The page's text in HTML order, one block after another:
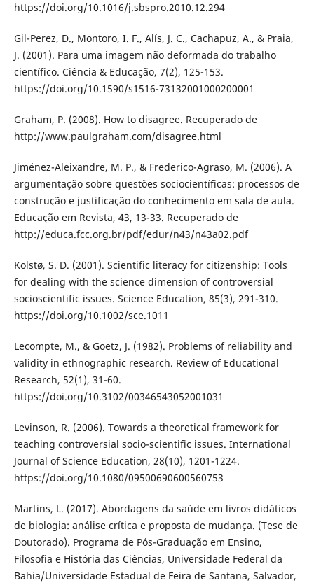
https://doi.org/10.1016/j.sbspro.2010.12.294
Gil-Perez, D., Montoro, I. F., Alís, J. C., Cachapuz, A., & Praia,
J. (2001). Para uma imagem não deformada do trabalho
científico. Ciência & Educação, 7(2), 125-153.
https://doi.org/10.1590/s1516-73132001000200001
Graham, P. (2008). How to disagree. Recuperado de
http://www.paulgraham.com/disagree.html
Jiménez-Aleixandre, M. P., & Frederico-Agraso, M. (2006). A
argumentação sobre questões sociocientíficas: processos de
construção e justificação do conhecimento em sala de aula.
Educação em Revista, 43, 13-33. Recuperado de
http://educa.fcc.org.br/pdf/edur/n43/n43a02.pdf
Kolstø, S. D. (2001). Scientific literacy for citizenship: Tools
for dealing with the science dimension of controversial
socioscientific issues. Science Education, 85(3), 291-310.
https://doi.org/10.1002/sce.1011
Lecompte, M., & Goetz, J. (1982). Problems of reliability and
validity in ethnographic research. Review of Educational
Research, 52(1), 31-60.
https://doi.org/10.3102/00346543052001031
Levinson, R. (2006). Towards a theoretical framework for
teaching controversial socio-scientific issues. International
Journal of Science Education, 28(10), 1201-1224.
https://doi.org/10.1080/09500690600560753
Martins, L. (2017). Abordagens da saúde em livros didáticos
de biologia: análise crítica e proposta de mudança. (Tese de
Doutorado). Programa de Pós-Graduação em Ensino,
Filosofia e História das Ciências, Universidade Federal da
Bahia/Universidade Estadual de Feira de Santana, Salvador,